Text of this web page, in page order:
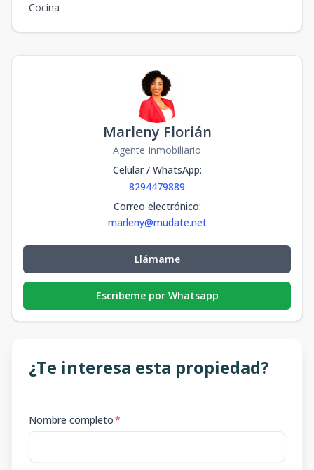
Cocina
Marleny Florián
Agente Inmobiliario
Celular / WhatsApp:
8294479889
Correo electrónico:
marleny@mudate.net
Llámame
Escribeme por Whatsapp
¿Te interesa esta propiedad?
Nombre completo*